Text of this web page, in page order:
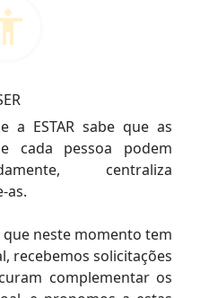
a ESTAR sabe que as
cada pessoa podem
centraliza
as.
neste momento tem
recebemos solicitações
complementar os